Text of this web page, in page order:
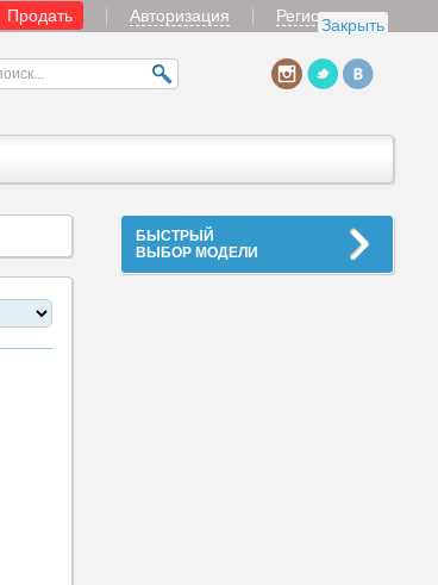
Закрыть
Продать Авторизация Регистрация
БЫСТРЫЙ
ВЫБОР МОДЕЛИ